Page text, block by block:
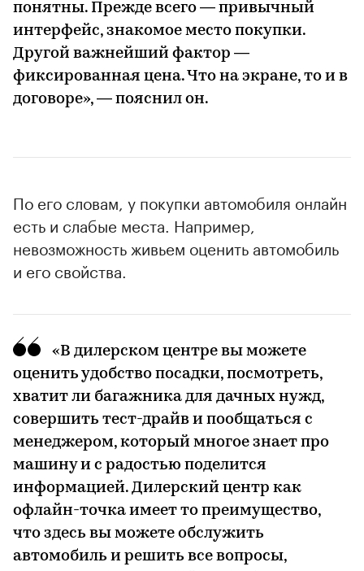
понятны. Прежде всего — привычный
интерфейс, знакомое место покупки.
Другой важнейший фактор —
фиксированная цена. Что на экране, то и в
договоре», — пояснил он.
По его словам, у покупки автомобиля онлайн
есть и слабые места. Например,
невозможность живьем оценить автомобиль
и его свойства.
«В дилерском центре вы можете
оценить удобство посадки, посмотреть,
хватит ли багажника для дачных нужд,
совершить тест-драйв и пообщаться с
менеджером, который многое знает про
машину и с радостью поделится
информацией. Дилерский центр как
офлайн-точка имеет то преимущество,
что здесь вы можете обслужить
автомобиль и решить все вопросы,